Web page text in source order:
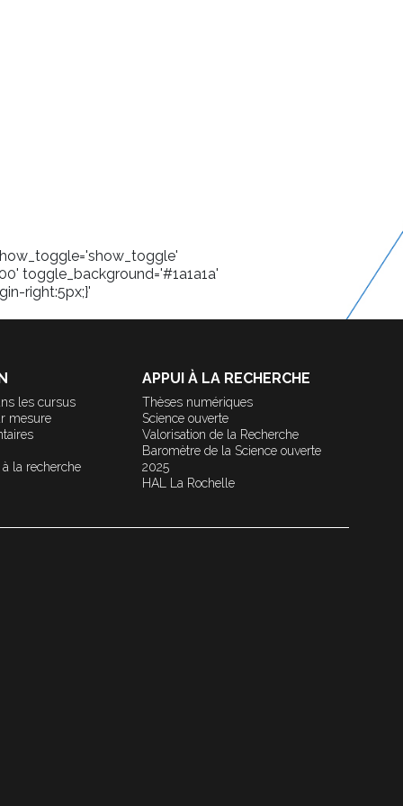
toggle_background='#1a1a1a'
right:5px;}'
les cursus
mesure
la recherche
APPUI À LA RECHERCHE
Thèses numériques
Science ouverte
Valorisation de la Recherche
Baromètre de la Science ouverte
2025
HAL La Rochelle